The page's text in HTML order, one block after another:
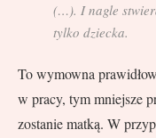
(…). I nagle
tylko dziecka.
To wymowna
w pracy, tym mniejsze
zostanie matką. W